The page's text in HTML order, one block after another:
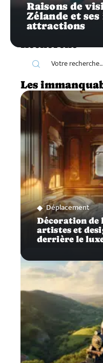
Raisons de
Zélande et
attractions
Recherche
Les
Déplacement
Décoration de
artistes et
derrière le